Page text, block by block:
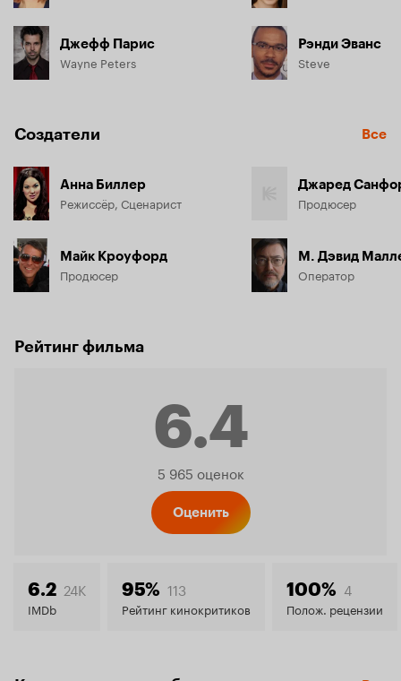
Джефф Парис
Wayne Peters
Рэнди Эванс
Steve
Создатели Все
Анна Биллер
Режиссёр, Сценарист
Майк Кроуфорд
Продюсер
Джаред
Продюсер
М. Дэвид
Оператор
Рейтинг фильма
6.4
Рейтинг
6.4
5 965 оценок
Оценить
6.2 24K
IMDb
95% 113
Рейтинг кинокритиков
100% 4
Полож. рецензии